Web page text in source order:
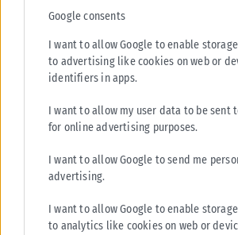
Google consents
I want to allow Google to enable
to advertising like cookies on web or
identifiers in apps.
I want to allow my user data to be sent
for online advertising purposes.
I want to allow Google to send me
advertising.
I want to allow Google to enable
to analytics like cookies on web or
ΕΛΛΆΔΑ
ταξίδια στο εξωτερικό
Από σήμερα, 3 Αυγούστου, οι παλαιού τύπου
ταυτότητες παύουν να ισχύουν ως ταξιδιωτικά
εξωτερικό, με...